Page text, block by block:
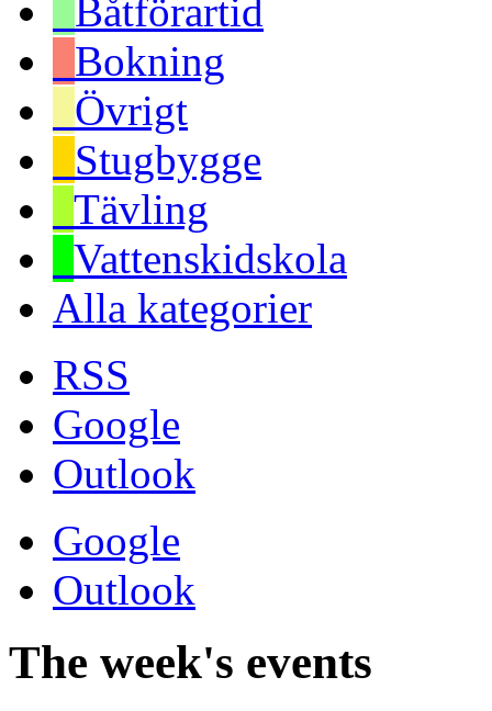
Båtförartid
Bokning
Övrigt
Stugbygge
Tävling
Vattenskidskola
Alla kategorier
RSS
Google
Outlook
Google
Outlook
The week's events